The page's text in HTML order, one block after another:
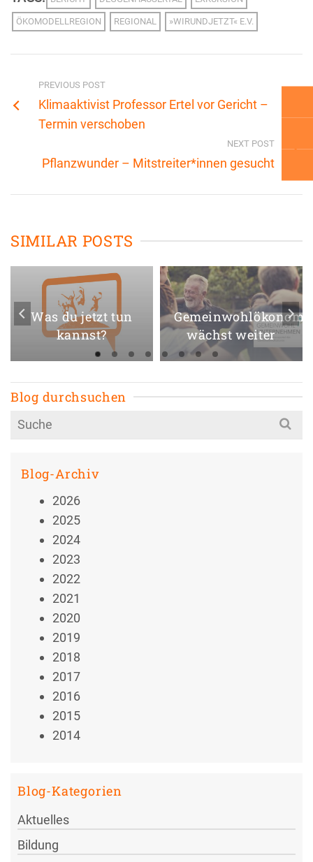
ÖKOMODELLREGION REGIONAL »WIRUNDJETZT« E.V.
PREVIOUS POST
Klimaaktivist Professor Ertel vor Gericht –
Termin verschoben
NEXT POST
Pflanzwunder – Mitstreiter*innen gesucht
SIMILAR POSTS
Was du jetzt tun
kannst?
wächst weiter
Blog durchsuchen
Search
for:
Blog-Archiv
2026
2025
2024
2023
2022
2021
2020
2019
2018
2017
2016
2015
2014
Blog-Kategorien
Aktuelles
Bildung